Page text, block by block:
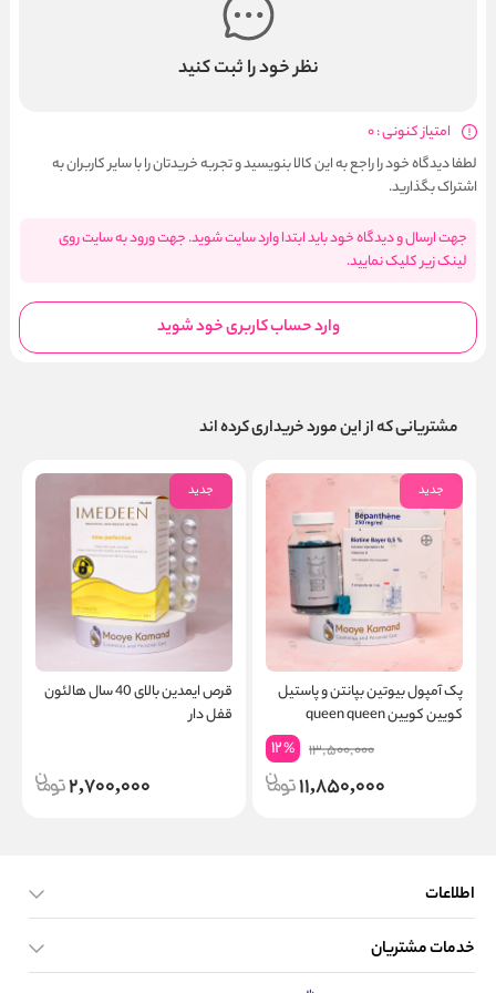
نظر خود را ثبت کنید
امتیاز کنونی : 0
لطفا دیدگاه خود را راجع به این کالا بنویسید و تجربه خریدتان را با سایر کاربران به
اشتراک بگذارید.
جهت ارسال و دیدگاه خود باید ابتدا وارد سایت شوید. جهت ورود به سایت روی
لینک زیر کلیک نمایید.
وارد حساب کاربری خود شوید
مشتریانی که از این مورد خریداری کرده اند
جدید
پک آمپول بیوتین بپانتن و پاستیل
کویین کویین queen queen
13,500,000
12%
11,850,000
جدید
قرص ایمدین بالای 40 سال هالئون
قفل دار
2,700,000
اطلاعات
صفحه اصلی
خدمات مشتریان